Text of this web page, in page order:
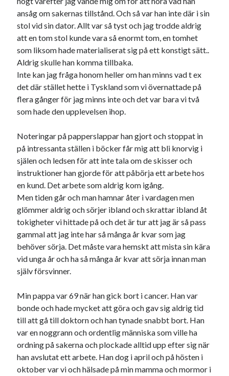
ansåg om sakernas tillstånd. Och så var han inte där i sin
stol vid sin dator. Allt var så tyst och jag trodde aldrig
att en tom stol kunde vara så enormt tom, en tomhet
som liksom hade materialiserat sig på ett konstigt sätt..
Aldrig skulle han komma tillbaka.
Inte kan jag fråga honom heller om han minns vad t ex
det där stället hette i Tyskland som vi övernattade på
flera gånger för jag minns inte och det var bara vi två
som hade den upplevelsen ihop.
Noteringar på papperslappar han gjort och stoppat in
på intressanta ställen i böcker får mig att bli knorvig i
själen och ledsen för att inte tala om de skisser och
instruktioner han gjorde för att påbörja ett arbete hos
en kund. Det arbete som aldrig kom igång.
Men tiden går och man hamnar åter i vardagen men
glömmer aldrig och sörjer ibland och skrattar ibland åt
tokigheter vi hittade på och det är tur att jag är så pass
gammal att jag inte har så många år kvar som jag
behöver sörja. Det måste vara hemskt att mista sin kära
vid unga år och ha så många år kvar att sörja innan man
själv försvinner.
Min pappa var 69 när han gick bort i cancer. Han var
bonde och hade mycket att göra och gav sig aldrig tid
till att gå till doktorn och han tynade snabbt bort. Han
var en noggrann och ordentlig människa som ville ha
ordning på sakerna och plockade alltid upp efter sig när
han avslutat ett arbete. Han dog i april och på hösten i
oktober var vi och hälsade på min mamma och mormor i